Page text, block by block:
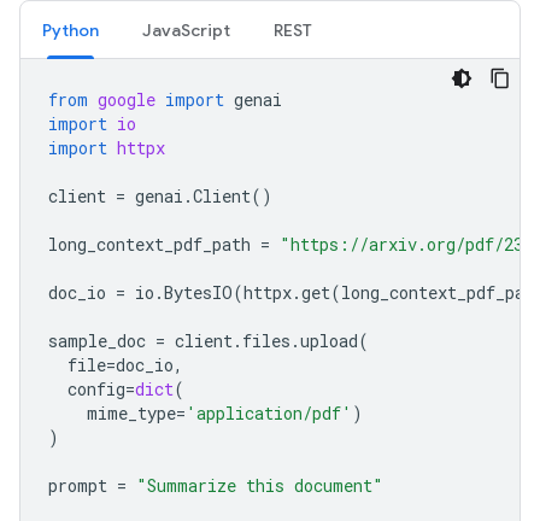
Python JavaScript REST
from google import genai
import io
import httpx
client = genai .Client()
long_context_pdf_path = "https://arxiv.org/pdf/
doc_io = io .BytesIO(httpx.get(
sample_doc = client. files .upload(
file=doc_io,
config=dict(
mime_type= 'application/pdf' )
)
prompt = "Summarize this document"